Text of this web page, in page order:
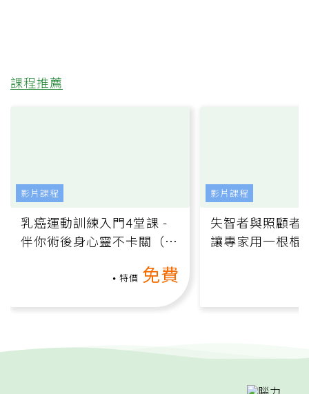
課程推薦
乳癌運動訓練入門4堂課 -
伴你術後身心靈不卡關（線
特價 免費
影片課程
失智者與照顧者
讓專家用一根棍
影片課程